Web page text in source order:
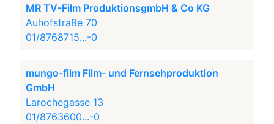
MR TV-Film ProduktionsgmbH & Co KG
Auhofstraße 70
01/8768715...-0
mungo-film Film- und Fernsehproduktion
GmbH
Larochegasse 13
01/8763600...-0